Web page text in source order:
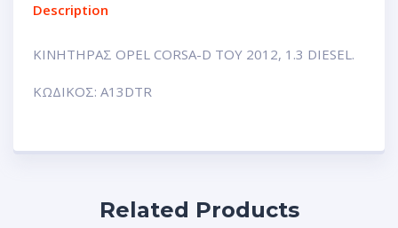
Description
ΚΙΝΗΤΗΡΑΣ OPEL CORSA-D ΤΟΥ 2012, 1.3 DIESEL.
ΚΩΔΙΚΟΣ: A13DTR
Related Products